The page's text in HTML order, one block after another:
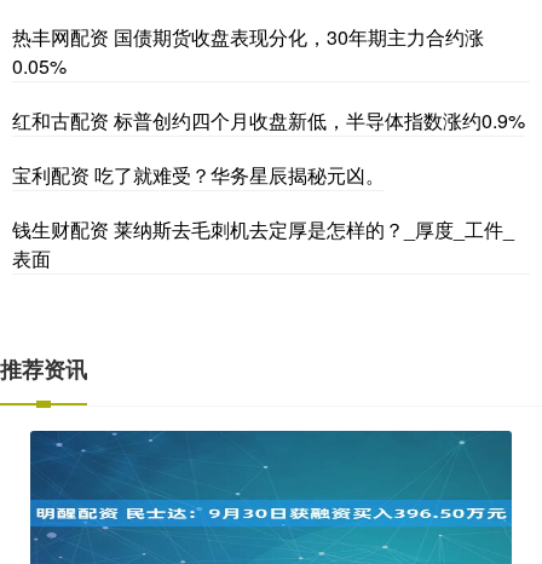
热丰网配资 国债期货收盘表现分化，30年期主力合约涨
0.05%
红和古配资 标普创约四个月收盘新低，半导体指数涨约0.9%
宝利配资 吃了就难受？华务星辰揭秘元凶。
钱生财配资 莱纳斯去毛刺机去定厚是怎样的？_厚度_工件_
表面
推荐资讯